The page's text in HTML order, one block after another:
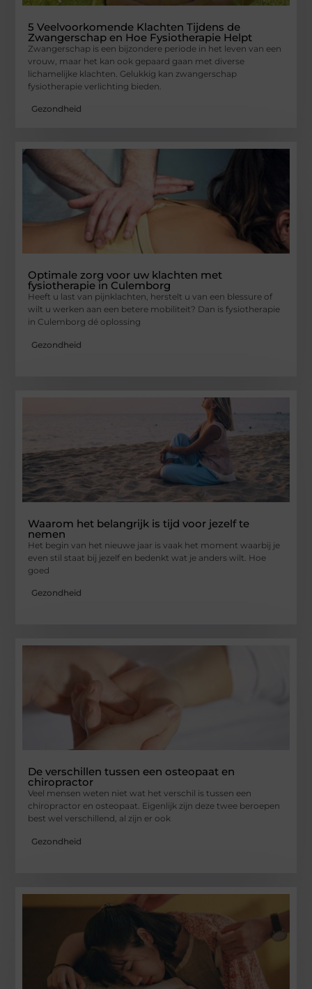
5 Veelvoorkomende Klachten Tijdens de
Zwangerschap en Hoe Fysiotherapie Helpt
Zwangerschap is een bijzondere periode in het leven van een
vrouw, maar het kan ook gepaard gaan met diverse
lichamelijke klachten. Gelukkig kan zwangerschap
fysiotherapie verlichting bieden.
Gezondheid
Optimale zorg voor uw klachten met
fysiotherapie in Culemborg
Heeft u last van pijnklachten, herstelt u van een blessure of
wilt u werken aan een betere mobiliteit? Dan is fysiotherapie
in Culemborg dé oplossing
Gezondheid
Waarom het belangrijk is tijd voor jezelf te
nemen
Het begin van het nieuwe jaar is vaak het moment waarbij je
even stil staat bij jezelf en bedenkt wat je anders wilt. Hoe
goed
Gezondheid
De verschillen tussen een osteopaat en
chiropractor
Veel mensen weten niet wat het verschil is tussen een
chiropractor en osteopaat. Eigenlijk zijn deze twee beroepen
best wel verschillend, al zijn er ook
Gezondheid